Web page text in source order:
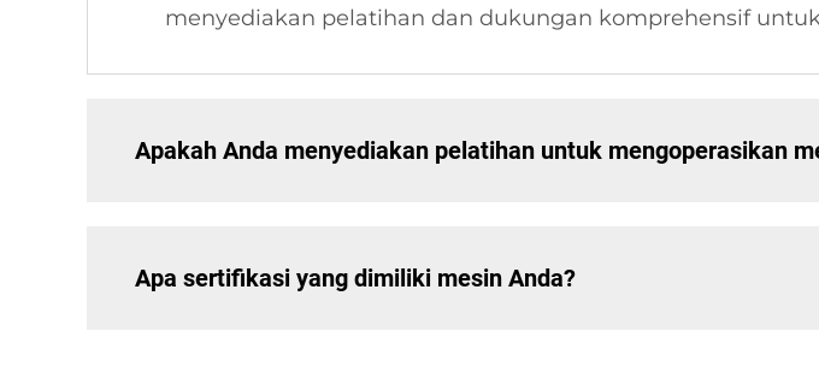
menyediakan pelatihan dan dukungan komprehensif
Apakah Anda menyediakan pelatihan untuk mengoperasikan
Apa sertifikasi yang dimiliki mesin Anda?